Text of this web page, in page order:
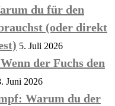
du für den
(oder direkt
5. Juli 2026
der Fuchs den
Juni 2026
Warum du der